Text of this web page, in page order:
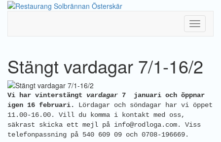
Toggle
Stängt vardagar 7/1-16/2
Vi har vinterstängt vardagar 7 januari och öppnar
igen 16 februari.
Lördagar och söndagar har vi öppet
11.00-16.00. Vill du komma i kontakt med oss,
säkrast skicka ett mejl på info@rodloga.com. Viss
telefonpassning på 540 609 09 och 0708-196669.